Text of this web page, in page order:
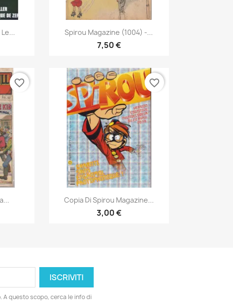
Anteprima
Spirou Magazine (1004) -...
7,50 €
favorite_border
Anteprima
Copia Di Spirou Magazine...
3,00 €
favorite_border
A questo scopo, cerca le info di